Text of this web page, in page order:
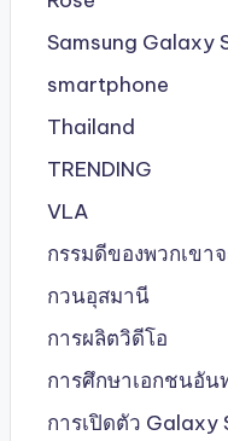
Samsung Galaxy
smartphone
Thailand
TRENDING
VLA
กรรมดีของพวกเขา
กวนอุสมานี
การผลิตวิดีโอ
การศึกษาเอกชนอัน
การเปิดตัว Galaxy